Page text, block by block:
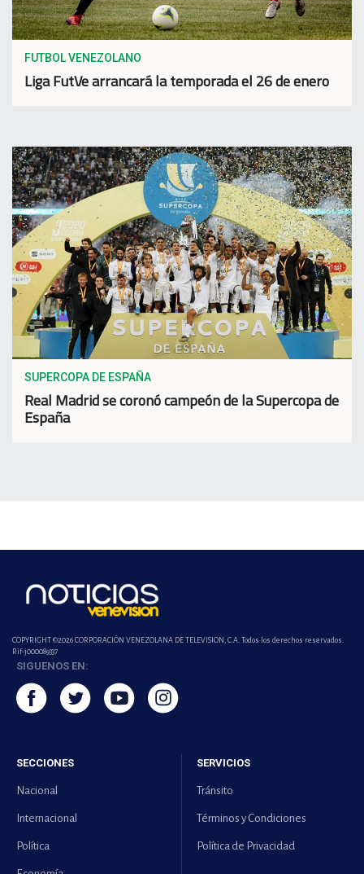
FUTBOL VENEZOLANO
Liga FutVe arrancará la temporada el 26 de enero
SUPERCOPA DE ESPAÑA
Real Madrid se coronó campeón de la Supercopa de
España
COPYRIGHT ©2026 CORPORACIÓN VENEZOLANA DE TELEVISION, C.A. Todos los derechos reservados.
Rif-j000089337
SIGUENOS EN:
SECCIONES
Nacional
Internacional
Política
SERVICIOS
Tránsito
Términos y Condiciones
Política de Privacidad